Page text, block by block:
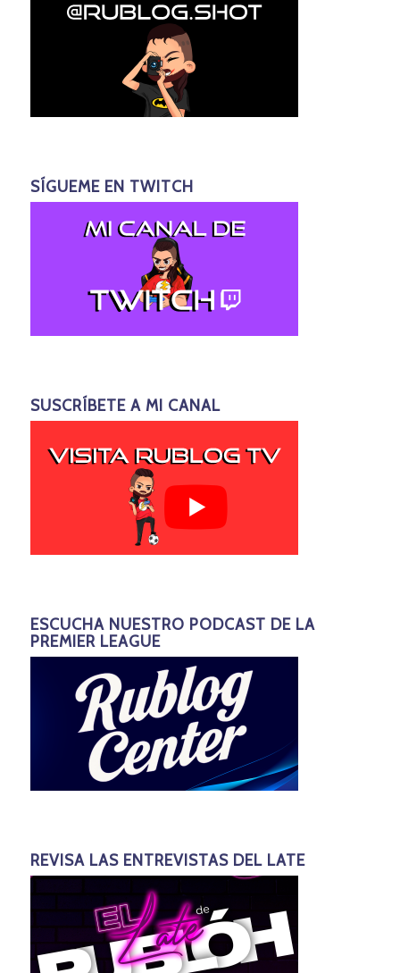
SÍGUEME EN TWITCH
SUSCRÍBETE A MI CANAL
ESCUCHA NUESTRO PODCAST DE LA
PREMIER LEAGUE
REVISA LAS ENTREVISTAS DEL LATE